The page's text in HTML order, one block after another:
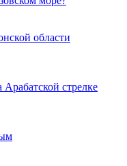
области
стрелке